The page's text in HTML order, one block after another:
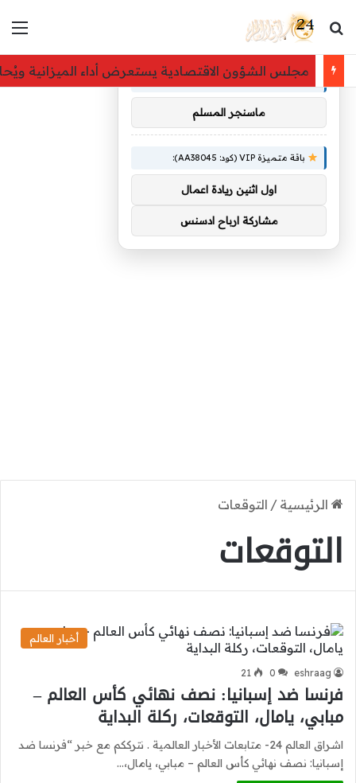
بحث عن
مجلس الشؤون الاقتصادية يستعرض أداء الميزانية
الرئيسية / التوقعات
التوقعات
أخبار العالم
eshraag
0
21
فرنسا ضد إسبانيا: نصف نهائي كأس العالم –
مبابي، يامال، التوقعات، ركلة البداية
اشراق العالم 24- متابعات الأخبار العالمية . نترككم مع خبر “فرنسا ضد
إسبانيا: نصف نهائي كأس العالم – مبابي، يامال،…
توصيات :
باقة متميزة VIP (كود: AA26790):
ماسنجر المسلم
باقة متميزة VIP (كود: AA38045):
اول اثنين ريادة اعمال
مشاركة ارباح ادسنس